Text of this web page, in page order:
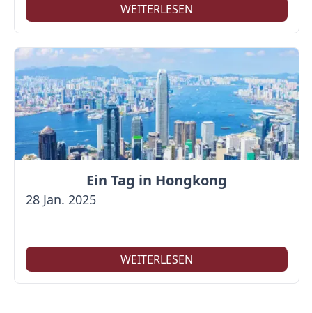
WEITERLESEN
Ein Tag in Hongkong
28 Jan. 2025
WEITERLESEN